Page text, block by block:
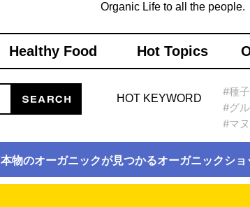
Organic Life to all the people.
Healthy Food Hot Topics
HOT KEYWORD
#種
#グ
#マ
本物のオーガニックが見つかるオーガニックシ